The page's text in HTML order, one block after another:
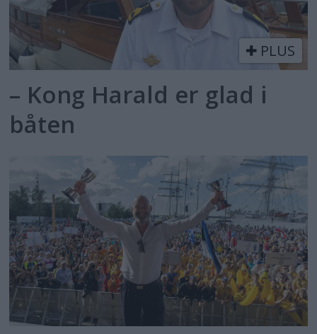
PLUS
– Kong Harald er glad i
båten